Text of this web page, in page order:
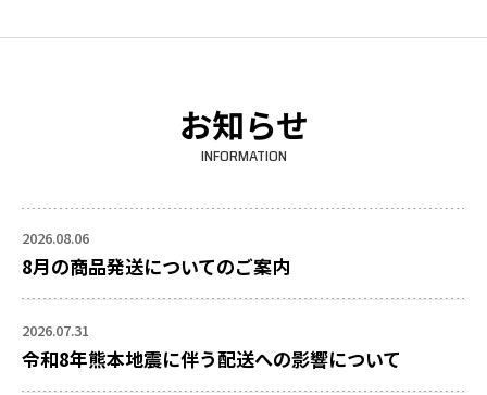
お知らせ
INFORMATION
2026.08.06
8月の商品発送についてのご案内
2026.07.31
令和8年熊本地震に伴う配送への影響について